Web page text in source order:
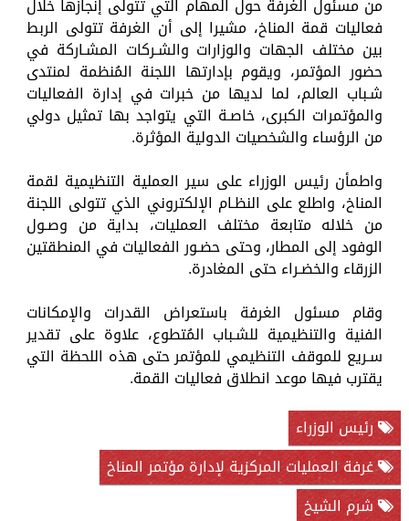
من مسئول الغرفة حول المهام التي تتولى إنجازها خلال
فعاليات قمة المناخ، مشيرا إلى أن الغرفة تتولى الربط
بين مختلف الجهات والوزارات والشـركات المشـاركة في
حضور المؤتمر، ويقوم بإدارتها اللجنة المُنظمة لمنتدى
شـباب العالم، لما لديها من خبرات في إدارة الفعاليات
والمؤتمرات الكبرى، خاصـة التي يتواجد بها تمثيل دولي
من الرؤساء والشخصيات الدولية المؤثرة.
واطمأن رئيس الوزراء على سير العملية التنظيمية لقمة
المناخ، واطلع على النظـام الإلكتروني الذي تتولى اللجنة
من خلاله متابعة مختلف العمليات، بداية من وصـول
الوفود إلى المطار، وحتى حضـور الفعاليات في المنطقتين
الزرقاء والخضـراء حتى المغادرة.
وقام مسئول الغرفة باستعراض القدرات والإمكانات
الفنية والتنظيمية للشـباب المُتطوع، علاوة على تقدير
سـريع للموقف التنظيمي للمؤتمر حتى هذه اللحظة التي
يقترب فيها موعد انطلاق فعاليات القمة.
رئيس الوزراء
غرفة العمليات المركزية لإدارة مؤتمر المناخ
شرم الشيخ